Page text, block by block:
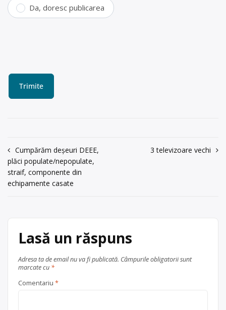
Da, doresc publicarea
Navigare
în
articole
Cumpărăm deșeuri DEEE,
plăci populate/nepopulate,
straif, componente din
echipamente casate
3 televizoare vechi
Lasă un răspuns
Adresa ta de email nu va fi publicată. Câmpurile obligatorii sunt
marcate cu *
Comentariu *